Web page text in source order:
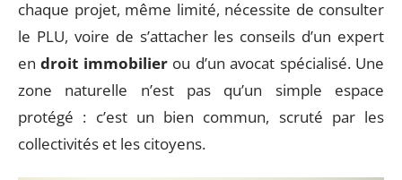
chaque projet, même limité, nécessite de consulter
le PLU, voire de s’attacher les conseils d’un expert
endroit immobilierou d’un avocat spécialisé. Une
zone naturelle n’est pas qu’un simple espace
protégé : c’est un bien commun, scruté par les
collectivités et les citoyens.